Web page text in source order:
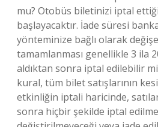
mu? Otobüs biletinizi iptal
başlayacaktır. İade süresi
yönteminize bağlı olarak
tamamlanması genellikle 3 ila
aldıktan sonra iptal edilebilir
kural, tüm bilet satışlarının
etkinliğin iptali haricinde,
sonra hiçbir şekilde iptal